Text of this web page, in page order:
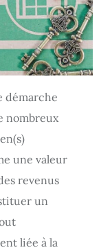
démarche
nombreux
une valeur
revenus
un
liée à la